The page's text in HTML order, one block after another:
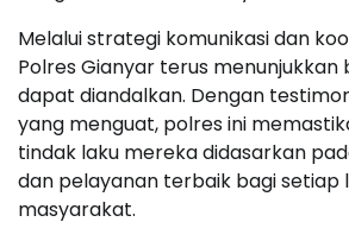
Melalui strategi komunikasi dan
Polres Gianyar terus
dapat diandalkan. Dengan
yang menguat, polres ini
tindak laku mereka didasarkan
dan pelayanan terbaik bagi setiap
masyarakat.